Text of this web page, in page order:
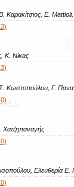
Καρακίτσιος, E.
Κ. Νίκας
Κωστοπούλου, Γ.
Χατζηπαναγής
Ελευθερία Ε.